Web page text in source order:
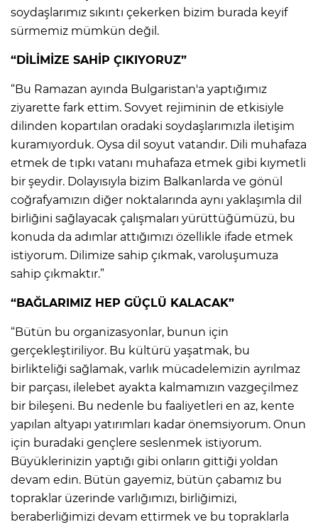
soydaşlarımız sıkıntı çekerken bizim burada keyif
sürmemiz mümkün değil.
“DİLİMİZE SAHİP ÇIKIYORUZ”
“Bu Ramazan ayında Bulgaristan'a yaptığımız
ziyarette fark ettim. Sovyet rejiminin de etkisiyle
dilinden kopartılan oradaki soydaşlarımızla iletişim
kuramıyorduk. Oysa dil soyut vatandır. Dili muhafaza
etmek de tıpkı vatanı muhafaza etmek gibi kıymetli
bir şeydir. Dolayısıyla bizim Balkanlarda ve gönül
coğrafyamızın diğer noktalarında aynı yaklaşımla dil
birliğini sağlayacak çalışmaları yürüttüğümüzü, bu
konuda da adımlar attığımızı özellikle ifade etmek
istiyorum. Dilimize sahip çıkmak, varoluşumuza
sahip çıkmaktır.”
“BAĞLARIMIZ HEP GÜÇLÜ KALACAK”
“Bütün bu organizasyonlar, bunun için
gerçekleştiriliyor. Bu kültürü yaşatmak, bu
birlikteliği sağlamak, varlık mücadelemizin ayrılmaz
bir parçası, ilelebet ayakta kalmamızın vazgeçilmez
bir bileşeni. Bu nedenle bu faaliyetleri en az, kente
yapılan altyapı yatırımları kadar önemsiyorum. Onun
için buradaki gençlere seslenmek istiyorum.
Büyüklerinizin yaptığı gibi onların gittiği yoldan
devam edin. Bütün gayemiz, bütün çabamız bu
topraklar üzerinde varlığımızı, birliğimizi,
beraberliğimizi devam ettirmek ve bu topraklarla